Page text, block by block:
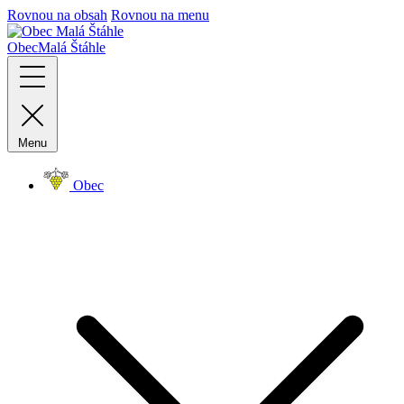
Rovnou na obsah Rovnou na menu
ObecMalá Štáhle
Menu
Obec